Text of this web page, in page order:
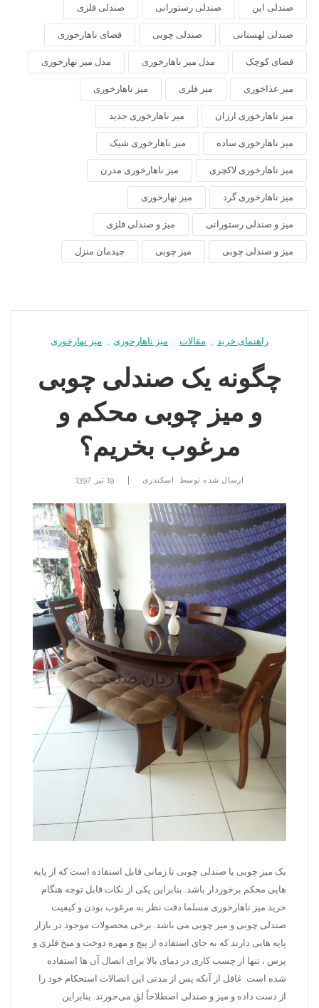
صندلی اپن صندلی رستورانی صندلی فلزی
صندلی لهستانی صندلی چوبی فضای ناهارخوری
فضای کوچک مدل میز ناهارخوری مدل میز نهارخوری
میز غذاخوری میز فلزی میز ناهارخوری
میز ناهارخوری ارزان میز ناهارخوری جدید
میز ناهارخوری ساده میز ناهارخوری شیک
میز ناهارخوری لاکچری میز ناهارخوری مدرن
میز ناهارخوری گرد میز نهارخوری
میز و صندلی رستورانی میز و صندلی فلزی
میز و صندلی چوبی میز چوبی چیدمان منزل
راهنمای خرید مقالات میز ناهارخوری میز نهارخوری
چگونه یک صندلی چوبی
و میز چوبی محکم و
مرغوب بخریم؟
ارسال شده توسط اسکندری 19 تیر 1397
یک میز چوبی یا صندلی چوبی تا زمانی قابل استفاده است که از پایه
هایی محکم برخوردار باشد. بنابراین یکی از نکات قابل توجه هنگام
خرید میز ناهارخوری مسلما دقت نظر به مرغوب بودن و کیفیت
صندلی چوبی و میز چوبی می باشد. برخی محصولات موجود در بازار
پایه­ هایی دارند که به جای استفاده از پیچ و مهره دوخت و میخ فلزی و
پرس ، تنها از چسب کاری در دمای بالا برای اتصال آن ها استفاده
شده است. غافل از آنکه پس از مدتی این اتصالات استحکام خود را
از دست داده و میز و صندلی اصطلاحاً لق می‌خورند. بنابراین